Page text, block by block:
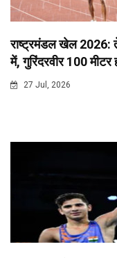
राष्ट्रमंडल खेल 2026:
में, गुरिंदरवीर 100 मीटर
27 Jul, 2026